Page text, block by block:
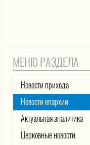
МЕНЮ РАЗДЕЛА
Новости прихода
Новости епархии
Актуальная аналитика
Церковные новости